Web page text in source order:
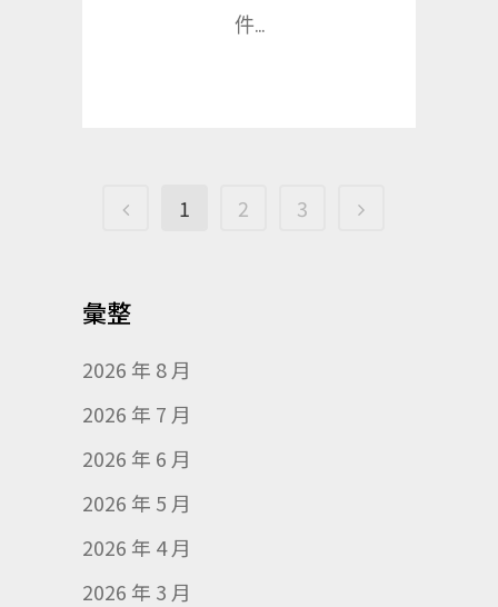
件...
1 2 3
彙整
2026 年 8 月
2026 年 7 月
2026 年 6 月
2026 年 5 月
2026 年 4 月
2026 年 3 月